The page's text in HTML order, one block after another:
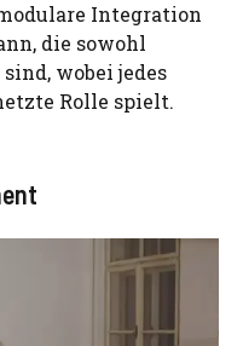
Integration
die sowohl
wobei jedes
Rolle spielt.